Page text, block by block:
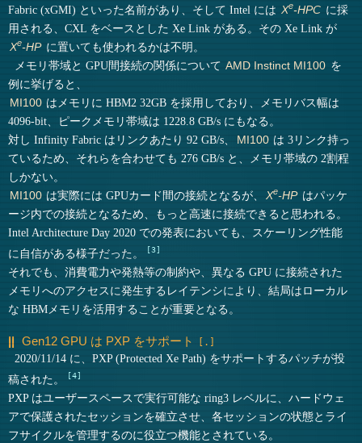
Fabric (xGMI) といった名前があり、そして Intel には Xe-HPC に採
用される、CXL をベースとした Xe Link がある。その Xe Link が
Xe-HP に置いても使われるかは不明。
メモリ帯域と GPU間接続の関係について AMD Instinct MI100 を
例に挙げると、
MI100 はメモリに HBM2 32GB を採用しており、メモリバス幅は
4096-bit、ピークメモリ帯域は 1228.8 GB/s にもなる。
対し Infinity Fabric はリンクあたり 92 GB/s、
MI100 は 3リンク持っ
ているため、それらを合わせても 276 GB/s と、メモリ帯域の 2割程
しかない。
MI100 は実際には GPUカード間の接続となるが、 Xe-HP はパッケ
ージ内での接続となるため、もっと高速に接続できると思われる。
Intel Architecture Day 2020 での発表においても、スケーリング性能
に自信がある様子だった。
3
それでも、消費電力や発熱等の制約や、異なる GPU に接続された
メモリへのアクセスに発生するレイテンシにより、結局はローカル
な HBMメモリを活用することが重要となる。
Gen12 GPU は PXP をサポート
2020/11/14 に、PXP (Protected Xe Path) をサポートするパッチが投
稿された。
4
PXP はユーザースペースで実行可能な ring3 レベルに、ハードウェ
アで保護されたセッションを確立させ、各セッションの状態とライ
フサイクルを管理するのに役立つ機能とされている。